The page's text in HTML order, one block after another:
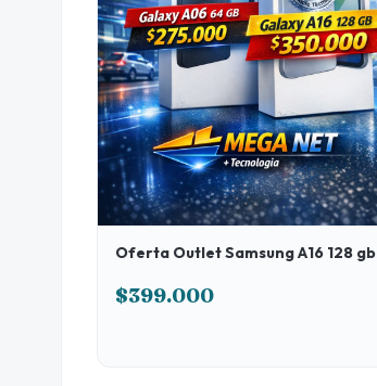
Oferta Outlet Samsung A16 128 gb
$399.000